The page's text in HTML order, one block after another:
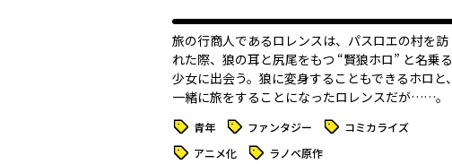
旅の行商人であるロレンスは、パスロエの村を訪
れた際、狼の耳と尻尾をもつ “賢狼ホロ” と名乗る
少女に出会う。狼に変身することもできるホロと、
一緒に旅をすることになったロレンスだが……。
タグ 青年 タグ ファンタジー タグ コミカライズ
タグ アニメ化 タグ ラノベ原作